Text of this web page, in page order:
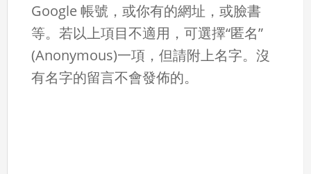
Google 帳號，或你有的網址，或臉書
等。若以上項目不適用，可選擇“匿名”
(Anonymous)一項，但請附上名字。沒
有名字的留言不會發佈的。